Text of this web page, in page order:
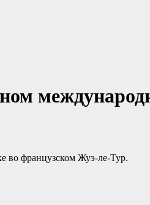
во французском Жуэ-ле-Тур.